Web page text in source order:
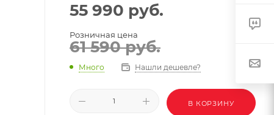
55 990 руб.
Розничная цена
61 590руб.
Много Нашли дешевле?
В КОРЗИНУ